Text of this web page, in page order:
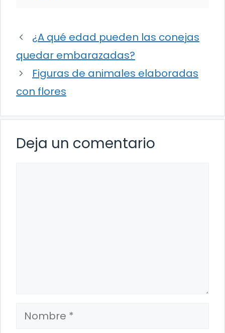
¿A qué edad pueden las conejas
quedar embarazadas?
Figuras de animales elaboradas
con flores
Deja un comentario
Nombre